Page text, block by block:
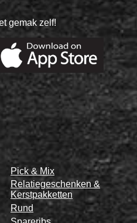
gemak zelf!
Pick & Mix
Relatiegeschenken &
Kerstpakketten
Rund